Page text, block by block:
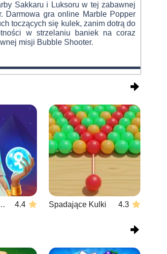
Sakkaru i Luksoru w tej zabawnej
Darmowa gra online Marble Popper
toczących się kulek, zanim dotrą do
w strzelaniu baniek na coraz
misji Bubble Shooter.
Wonders of Egypt 4.4 Spadające Kulki 4.3